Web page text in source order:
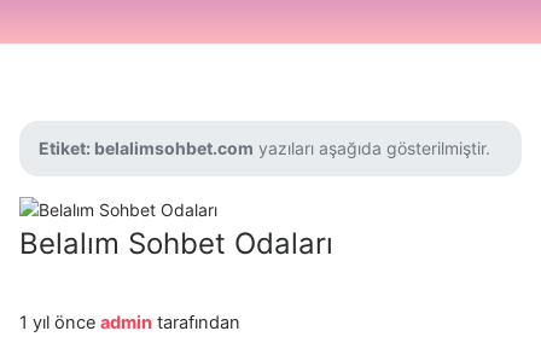
Etiket: belalimsohbet.com yazıları aşağıda gösterilmiştir.
Belalım Sohbet Odaları
1 yıl önce admin tarafından